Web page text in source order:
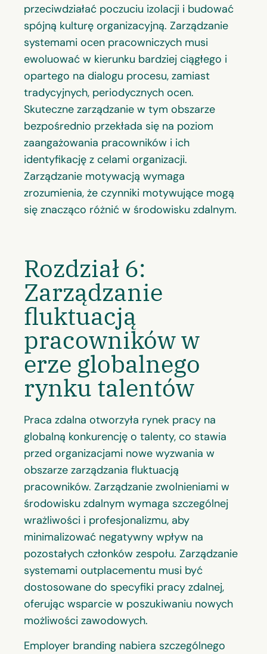
przeciwdziałać poczuciu izolacji i budować
spójną kulturę organizacyjną. Zarządzanie
systemami ocen pracowniczych musi
ewoluować w kierunku bardziej ciągłego i
opartego na dialogu procesu, zamiast
tradycyjnych, periodycznych ocen.
Skuteczne zarządzanie w tym obszarze
bezpośrednio przekłada się na poziom
zaangażowania pracowników i ich
identyfikację z celami organizacji.
Zarządzanie motywacją wymaga
zrozumienia, że czynniki motywujące mogą
się znacząco różnić w środowisku zdalnym.
Rozdział 6:
Zarządzanie
fluktuacją
pracowników w
erze globalnego
rynku talentów
Praca zdalna otworzyła rynek pracy na
globalną konkurencję o talenty, co stawia
przed organizacjami nowe wyzwania w
obszarze zarządzania fluktuacją
pracowników. Zarządzanie zwolnieniami w
środowisku zdalnym wymaga szczególnej
wrażliwości i profesjonalizmu, aby
minimalizować negatywny wpływ na
pozostałych członków zespołu. Zarządzanie
systemami outplacementu musi być
dostosowane do specyfiki pracy zdalnej,
oferując wsparcie w poszukiwaniu nowych
możliwości zawodowych.
Employer branding nabiera szczególnego